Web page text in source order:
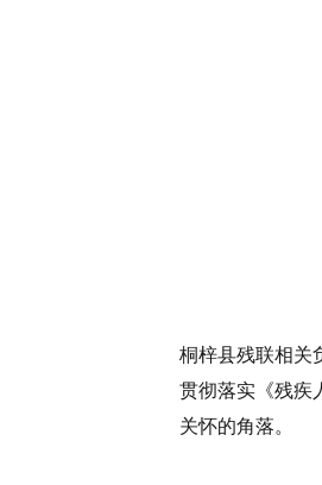
桐梓县残联相关
贯彻落实《残疾
关怀的角落。